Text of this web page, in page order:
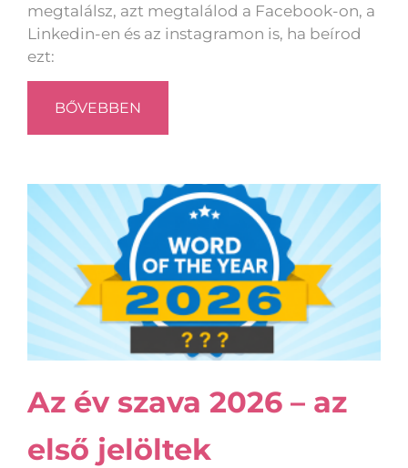
megtalálsz, azt megtalálod a Facebook-on, a
Linkedin-en és az instagramon is, ha beírod
ezt:
BŐVEBBEN
Az év szava 2026 – az
első jelöltek